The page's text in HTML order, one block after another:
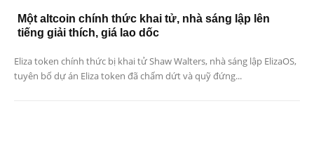
Một altcoin chính thức khai tử, nhà sáng lập lên
tiếng giải thích, giá lao dốc
Eliza token chính thức bị khai tử Shaw Walters, nhà sáng lập ElizaOS,
tuyên bố dự án Eliza token đã chấm dứt và quỹ đứng...